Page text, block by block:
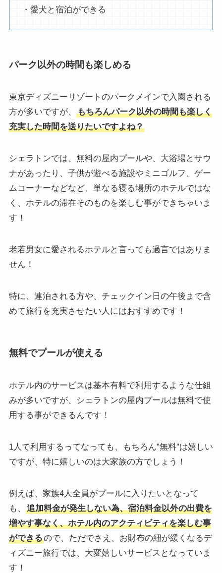
・愛犬と宿泊ができる
パーク以外の時間も楽しめる
東京ディズニーリゾートのパークメインで入園される
方が多いですが、
もちろんパーク以外の時間も楽しく
充実した時間を送りたいですよね？
シェラトンでは、無料の屋内プールや、大浴場とサウ
ナがあったり、子供が遊べる施設やミニゴルフ、ゲー
ムコーナーなどなど、単なる寝る場所のホテルではな
く、ホテルの滞在そのものを楽しむ事ができちゃいま
す！
老若男女に愛されるホテルと言っても過言ではありま
せん！
特に、連泊される方や、チェックイン日の午後まで含
めて旅行を充実させたい人にはおすすめです！
無料でプールが使える
ホテル内のサービスは基本有料で利用するような仕組
みが多いですが、シェラトンの屋内プールは無料で使
用する事ができるんです！
1人で利用するってなっても、もちろん”無料”は嬉しい
ですが、特に嬉しいのは大家族の方でしょう！
例えば、家族4人全員がプールに入りたいとなって
も、
追加料金が発生しない為、宿泊料金以外の出費を
増やす事なく、ホテル内のアクティビティを楽しむ事
ができるので、ただでさえ、お財布の紐が緩くなるデ
ィズニー旅行では、大変嬉しいサービスとなっていま
す！